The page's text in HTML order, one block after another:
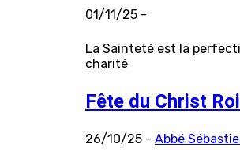
01/11/25 -
La Sainteté est la
charité
Fête du Christ Roi
26/10/25 - Abbé